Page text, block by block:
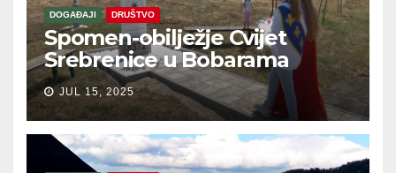
DOGAĐAJI DRUŠTVO
Spomen-obilježje Cvijet
Srebrenice u Bobarama
JUL 15, 2025